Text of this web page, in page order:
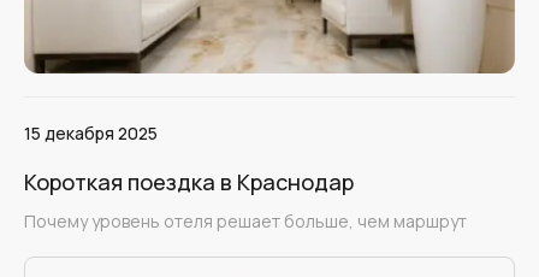
15 декабря 2025
Короткая поездка в Краснодар
Почему уровень отеля решает больше, чем маршрут